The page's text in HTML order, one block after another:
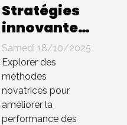
Stratégies
innovantes
pour
booster
l'efficacité
des équipes
à distance
Samedi 18/10/2025
Explorer des
méthodes
novatrices pour
améliorer la
performance des